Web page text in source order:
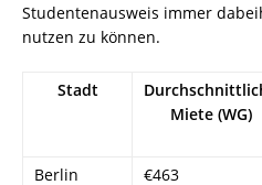
Studentenausweis immer
nutzen zu können.
Stadt
Miete (WG)
Berlin
€463